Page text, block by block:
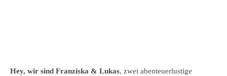
Hey, wir sind Franziska & Lukas, zwei abenteuerlustige